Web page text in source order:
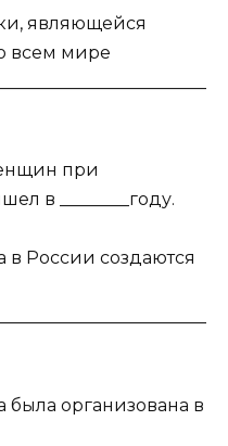
являющейся
всем мире
при
в ________году.
в России создаются
была организована в